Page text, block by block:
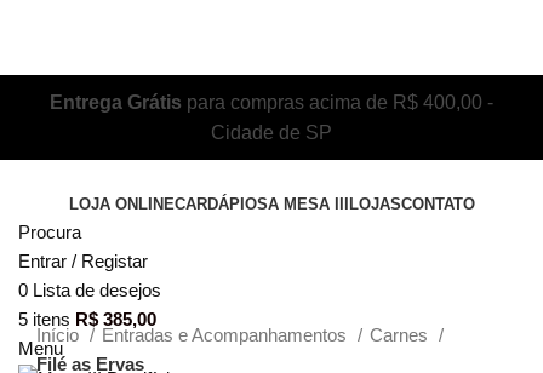
Entrega Grátis para compras acima de R$ 400,00 -
Cidade de SP
LOJA ONLINECARDÁPIOSA MESA III LOJASCONTATO
Procura
Entrar / Registar
0 Lista de desejos
5 itens R$ 385,00
Menu
Início Entradas e Acompanhamentos
Carnes
Filé as Ervas